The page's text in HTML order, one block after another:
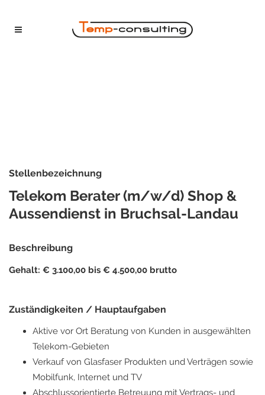
Stellenbezeichnung
Telekom Berater (m/w/d) Shop &
Aussendienst in Bruchsal-Landau
Beschreibung
Gehalt: € 3.100,00 bis € 4.500,00 brutto
Zuständigkeiten / Hauptaufgaben
Aktive vor Ort Beratung von Kunden in ausgewählten
Telekom-Gebieten
Verkauf von Glasfaser Produkten und Verträgen sowie
Mobilfunk, Internet und TV
Abschlussorientierte Betreuung mit Vertrags- und